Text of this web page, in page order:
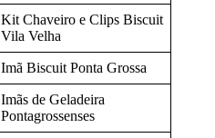
Kit Chaveiro e Clips Biscuit
Vila Velha
Imã Biscuit Ponta Grossa
Imãs de Geladeira
Pontagrossenses